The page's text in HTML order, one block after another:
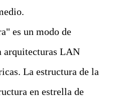
es un modo de
arquitecturas LAN
La estructura de la
en estrella de